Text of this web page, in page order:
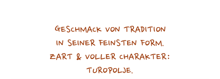
GESCHMACK VON TRADITION
IN SEINER FEINSTEN FORM.
ZART & VOLLER CHARAKTER:
TUROPOLJE.